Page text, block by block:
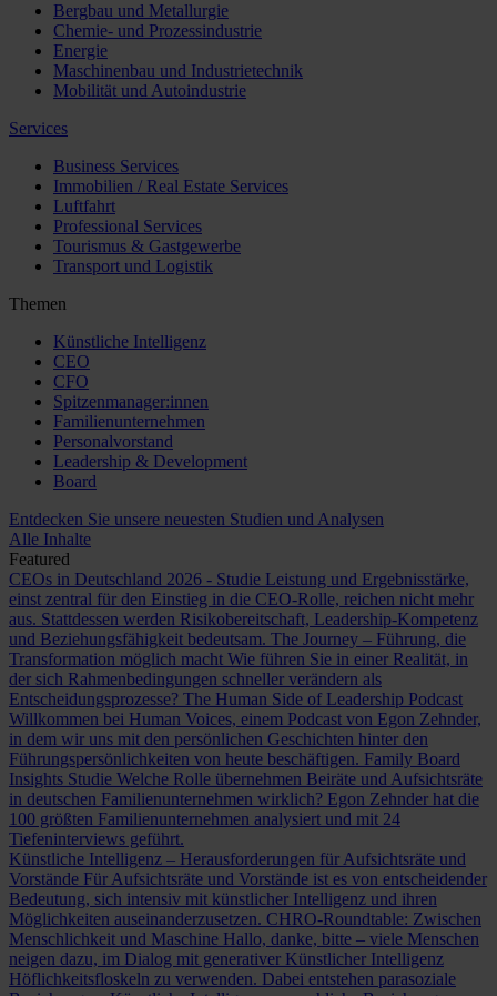
Bergbau und Metallurgie
Chemie- und Prozessindustrie
Energie
Maschinenbau und Industrietechnik
Mobilität und Autoindustrie
Services
Business Services
Immobilien / Real Estate Services
Luftfahrt
Professional Services
Tourismus & Gastgewerbe
Transport und Logistik
Themen
Künstliche Intelligenz
CEO
CFO
Spitzenmanager:innen
Familienunternehmen
Personalvorstand
Leadership & Development
Board
Entdecken Sie unsere neuesten Studien und Analysen
Alle Inhalte
Featured
CEOs in Deutschland 2026 - Studie Leistung und Ergebnisstärke,
einst zentral für den Einstieg in die CEO-Rolle, reichen nicht mehr
aus. Stattdessen werden Risikobereitschaft, Leadership-Kompetenz
und Beziehungsfähigkeit bedeutsam. The Journey – Führung, die
Transformation möglich macht Wie führen Sie in einer Realität, in
der sich Rahmenbedingungen schneller verändern als
Entscheidungsprozesse? The Human Side of Leadership Podcast
Willkommen bei Human Voices, einem Podcast von Egon Zehnder,
in dem wir uns mit den persönlichen Geschichten hinter den
Führungspersönlichkeiten von heute beschäftigen. Family Board
Insights Studie Welche Rolle übernehmen Beiräte und Aufsichtsräte
in deutschen Familienunternehmen wirklich? Egon Zehnder hat die
100 größten Familienunternehmen analysiert und mit 24
Tiefeninterviews geführt.
Künstliche Intelligenz – Herausforderungen für Aufsichtsräte und
Vorstände Für Aufsichtsräte und Vorstände ist es von entscheidender
Bedeutung, sich intensiv mit künstlicher Intelligenz und ihren
Möglichkeiten auseinanderzusetzen. CHRO-Roundtable: Zwischen
Menschlichkeit und Maschine Hallo, danke, bitte – viele Menschen
neigen dazu, im Dialog mit generativer Künstlicher Intelligenz
Höflichkeitsfloskeln zu verwenden. Dabei entstehen parasoziale